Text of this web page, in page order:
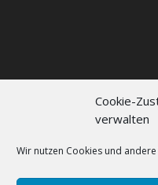
Cookie-
verwalten
Wir nutzen Cookies und
Kontakt